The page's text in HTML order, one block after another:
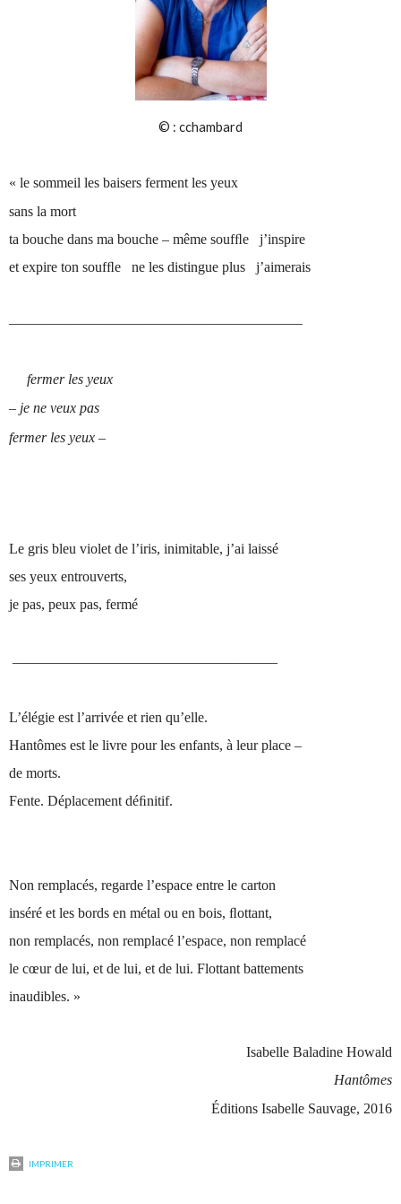
© : cchambard
« le sommeil les baisers ferment les yeux
sans la mort
ta bouche dans ma bouche – même soufﬂe j’inspire
et expire ton soufﬂe ne les distingue plus j’aimerais
–––––––––––––––––––––––––––––––––––––––––
fermer les yeux
– je ne veux pas
fermer les yeux –
Le gris bleu violet de l’iris, inimitable, j’ai laissé
ses yeux entrouverts,
je pas, peux pas, fermé
–––––––––––––––––––––––––––––––––––––
L’élégie est l’arrivée et rien qu’elle.
Hantômes est le livre pour les enfants, à leur place –
de morts.
Fente. Déplacement déﬁnitif.
Non remplacés, regarde l’espace entre le carton
inséré et les bords en métal ou en bois, ﬂottant,
non remplacés, non remplacé l’espace, non remplacé
le cœur de lui, et de lui, et de lui. Flottant battements
inaudibles. »
Isabelle Baladine Howald
Hantômes
Éditions Isabelle Sauvage, 2016
IMPRIMER